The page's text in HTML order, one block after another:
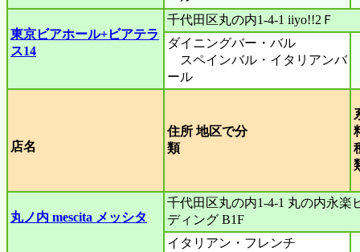
東京ビアホール+ビアテラ
ス14
千代田区丸の内1-4-1 iiyo!!2Ｆ
ダイニングバー・バル
スペインバル・イタリアンバ
ール
店名
住所 地区で分
類
丸ノ内 mescita メッシタ
千代田区丸の内1-4-1 丸の内永楽
ディング B1F
イタリアン・フレンチ